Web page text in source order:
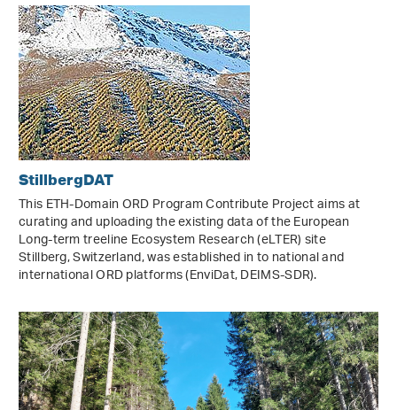
StillbergDAT
This ETH-Domain ORD Program Contribute Project aims at
curating and uploading the existing data of the European
Long-term treeline Ecosystem Research (eLTER) site
Stillberg, Switzerland, was established in to national and
international ORD platforms (EnviDat, DEIMS-SDR).